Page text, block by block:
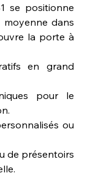
se positionne
dans
la porte à
en grand
pour le
ou
de présentoirs